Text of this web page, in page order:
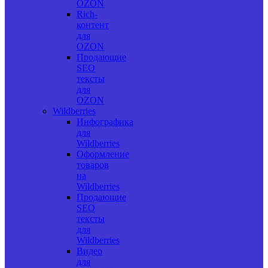
OZON
Rich-
контент
для
OZON
Продающие
SEO
тексты
для
OZON
Wildberries
Инфографика
для
Wildberries
Оформление
товаров
на
Wildberries
Продающие
SEO
тексты
для
Wildberries
Видео
для